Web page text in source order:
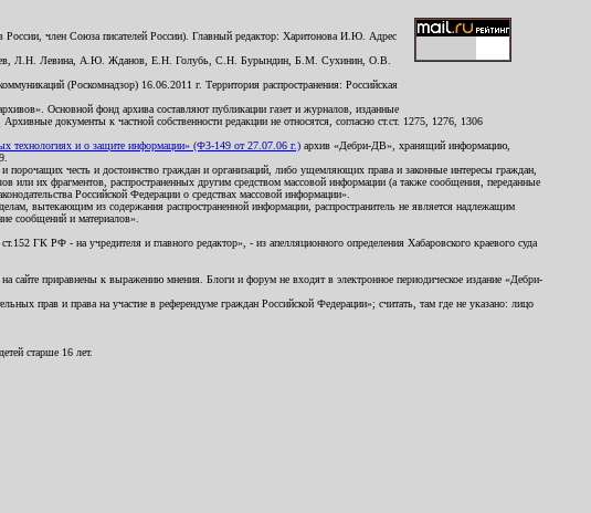
член Союза писателей России). Главный редактор: Харитонова И.Ю. Адрес
Л.Н. Левина, А.Ю. Жданов, Е.Н. Голубь, С.Н. Бурындин, Б.М. Сухинин, О.В.
(Роскомнадзор) 16.06.2011 г. Территория распространения: Российская
Основной фонд архива составляют публикации газет и журналов, изданные
документы к частной собственности редакции не относятся, согласно ст.ст. 1275, 1276, 1306
технологиях и о защите информации» (ФЗ-149 от 27.07.06 г.) архив «Дебри-ДВ», хранящий информацию,
порочащих честь и достоинство граждан и организаций, либо ущемляющих права и законные интересы граждан,
их фрагментов, распространенных другим средством массовой информации (а также сообщения, переданные
Российской Федерации о средствах массовой информации».
вытекающим из содержания распространенной информации, распространитель не является надлежащим
сообщений и материалов».
ГК РФ - на учредителя и главного редактор», - из апелляционного определения Хабаровского краевого суда
сайте приравнены к выражению мнения. Блоги и форум не входят в электронное периодическое издание «Дебри-
прав и права на участие в референдуме граждан Российской Федерации»; считать, там где не указано: лицо
старше 16 лет.